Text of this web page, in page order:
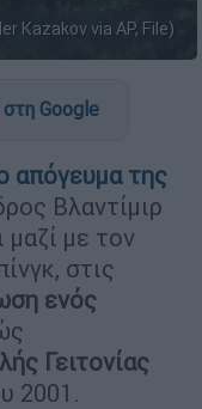
Kazakov via AP, File)
Google
απόγευμα της
Βλαντίμιρ
με τον
στις
ενός
Γειτονίας
2001.